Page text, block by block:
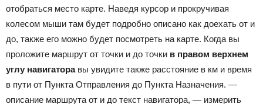
отобраться место карте. Наведя курсор и прокручивая
колесом мыши там будет подробно описано как доехать от и
до, также его можно будет посмотреть на карте. Когда вы
проложите маршрут от точки и до точки в правом верхнем
углу навигаторавы увидите также расстояние в км и время
в пути от Пункта Отправления до Пункта Назначения. —
описание маршрута от и до текст навигатора, — измерить